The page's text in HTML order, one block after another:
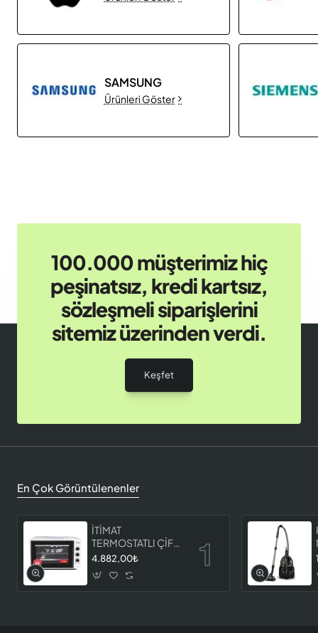
SAMSUNG
Ürünleri Göster
100.000 müşterimiz hiç
peşinatsız, kredi kartsız,
sözleşmeli siparişlerini
sitemiz üzerinden verdi.
Keşfet
En Çok Görüntülenenler
İTİMAT
TERMOSTATLI ÇİFT
CAMLI FIRIN 8060
4.882,00₺